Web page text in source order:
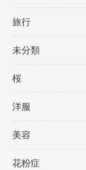
旅行
未分類
桜
洋服
美容
花粉症